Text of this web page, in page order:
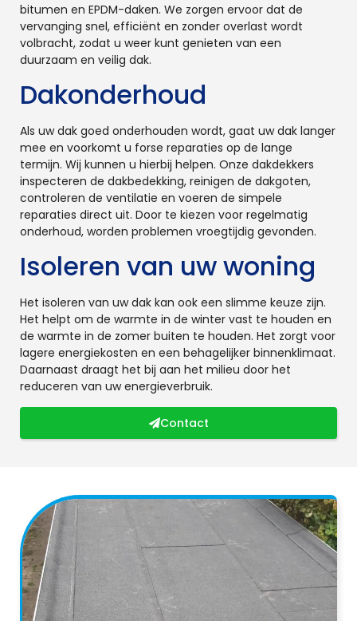
bitumen en EPDM-daken. We zorgen ervoor dat de
vervanging snel, efficiënt en zonder overlast wordt
volbracht, zodat u weer kunt genieten van een
duurzaam en veilig dak.
Dakonderhoud
Als uw dak goed onderhouden wordt, gaat uw dak langer
mee en voorkomt u forse reparaties op de lange
termijn. Wij kunnen u hierbij helpen. Onze dakdekkers
inspecteren de dakbedekking, reinigen de dakgoten,
controleren de ventilatie en voeren de simpele
reparaties direct uit. Door te kiezen voor regelmatig
onderhoud, worden problemen vroegtijdig gevonden.
Isoleren van uw woning
Het isoleren van uw dak kan ook een slimme keuze zijn.
Het helpt om de warmte in de winter vast te houden en
de warmte in de zomer buiten te houden. Het zorgt voor
lagere energiekosten en een behagelijker binnenklimaat.
Daarnaast draagt het bij aan het milieu door het
reduceren van uw energieverbruik.
Contact